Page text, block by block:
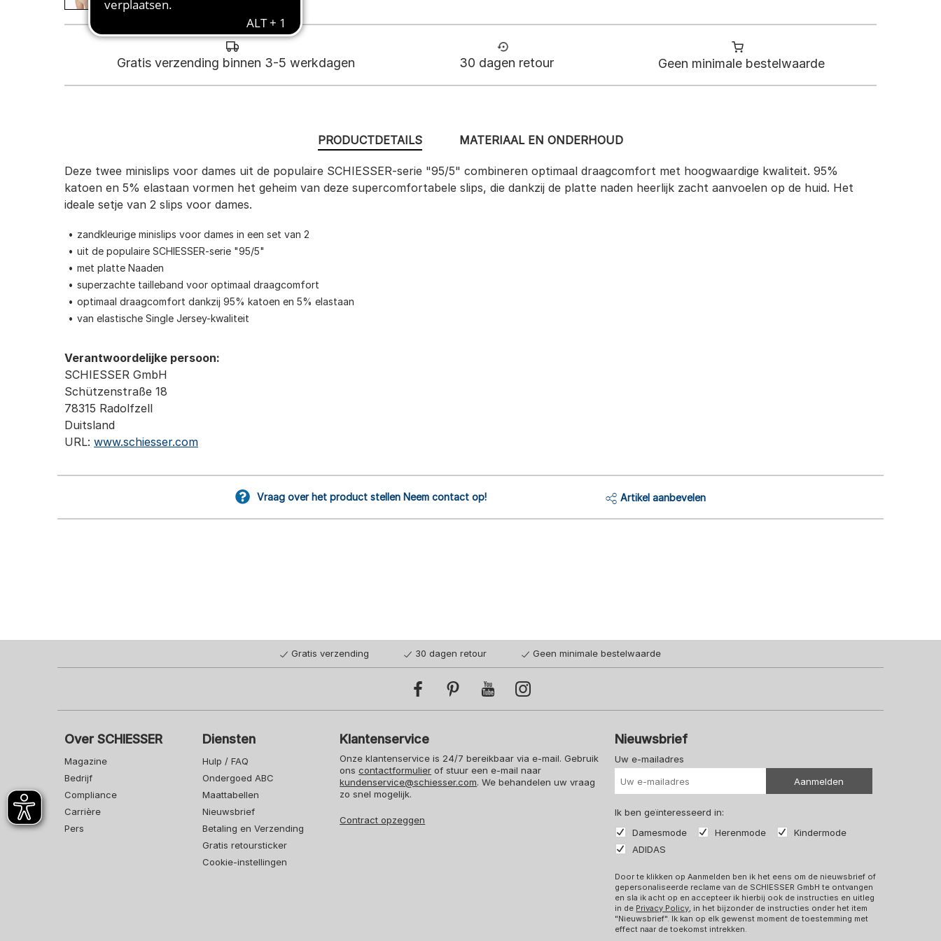
Gratis verzending binnen 3-5 werkdagen 30 dagen retour Geen minimale bestelwaarde
PRODUCTDETAILS
Deze twee minislips voor dames uit de populaire SCHIESSER-serie "95/5" combineren optimaal draagcomfort met hoogwaardige kwaliteit. 95%
katoen en 5% elastaan vormen het geheim van deze supercomfortabele slips, die dankzij de platte naden heerlijk zacht aanvoelen op de huid. Het
ideale setje van 2 slips voor dames.
zandkleurige minislips voor dames in een set van 2
uit de populaire SCHIESSER-serie "95/5"
met platte Naaden
superzachte tailleband voor optimaal draagcomfort
optimaal draagcomfort dankzij 95% katoen en 5% elastaan
van elastische Single Jersey-kwaliteit
Verantwoordelijke persoon:
SCHIESSER GmbH
Schützenstraße 18
78315 Radolfzell
Duitsland
URL: www.schiesser.com
MATERIAAL EN ONDERHOUD
Vraag over het product stellen Neem contact op! Artikel aanbevelen
Gratis verzending 30 dagen retour Geen minimale bestelwaarde
Over SCHIESSER
Magazine
Bedrijf
Compliance
Carrière
Pers
Diensten
Hulp / FAQ
Ondergoed ABC
Maattabellen
Nieuwsbrief
Betaling en Verzending
Gratis retoursticker
Cookie-instellingen
Klantenservice
Onze klantenservice is 24/7 bereikbaar via e-mail. Gebruik
onscontactformulier of stuur een e-mail naar
kundenservice@schiesser.com. We behandelen uw vraag
zo snel mogelijk.
Contract opzeggen
Nieuwsbrief
Uw e-mailadres
Aanmelden
Ik ben geïnteresseerd in:
Damesmode
Herenmode
Kindermode
ADIDAS
Door te klikken op Aanmelden ben ik het eens om de nieuwsbrief of
gepersonaliseerde reclame van de SCHIESSER GmbH te ontvangen
en sla ik acht op en accepteer ik hierbij ook de instructies en uitleg
in de Privacy Policy, in het bijzonder de instructies onder het item
"Nieuwsbrief". Ik kan op elk gewenst moment de toestemming met
effect naar de toekomst intrekken.